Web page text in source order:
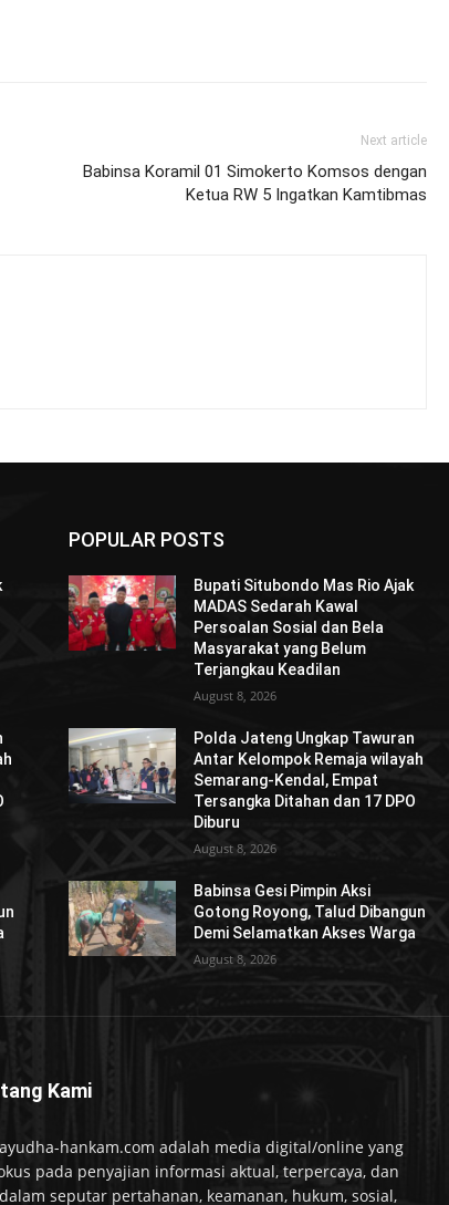
Next article
Babinsa Koramil 01 Simokerto Komsos dengan
Ketua RW 5 Ingatkan Kamtibmas
POPULAR POSTS
Bupati Situbondo Mas Rio Ajak
MADAS Sedarah Kawal
Persoalan Sosial dan Bela
Masyarakat yang Belum
Terjangkau Keadilan
August 8, 2026
Polda Jateng Ungkap Tawuran
Antar Kelompok Remaja wilayah
Semarang-Kendal, Empat
Tersangka Ditahan dan 17 DPO
Diburu
August 8, 2026
Babinsa Gesi Pimpin Aksi
Gotong Royong, Talud Dibangun
Demi Selamatkan Akses Warga
August 8, 2026
Kami
hankam.com adalah media digital/online yang
pada penyajian informasi aktual, terpercaya, dan
seputar pertahanan, keamanan, hukum, sosial,